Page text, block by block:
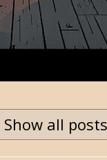
Show all posts